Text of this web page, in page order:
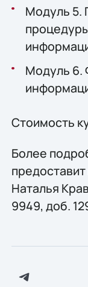
Модуль 5.
Модуль 6.
Стоимость
Более
Наталья
9949, доб.